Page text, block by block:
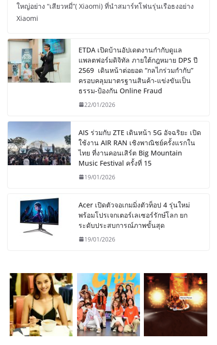
ใหญ่อย่าง “เสียวหมี่”( Xiaomi) ที่นำสมาร์ทโฟนรุ่นเรือธงอย่าง
Xiaomi
ETDA เปิดบ้านอัปเดตงานกำกับดูแล
แพลตฟอร์มดิจิทัล ภายใต้กฎหมาย DPS ปี
2569 เดินหน้าต่อยอด “กลไกร่วมกำกับ”
ครอบคลุมมาตรฐานสินค้า-แข่งขันเป็น
ธรรม-ป้องกัน Online Fraud
22/01/2026
AIS ร่วมกับ ZTE เดินหน้า 5G อัจฉริยะ เปิด
ใช้งาน AIR RAN เชิงพาณิชย์ครั้งแรกใน
ไทย ที่งานคอนเสิร์ต Big Mountain
Music Festival ครั้งที่ 15
19/01/2026
Acer เปิดตัวจอเกมมิ่งตัวท็อป 4 รุ่นใหม่
พร้อมโปรเจกเตอร์เลเซอร์รักษ์โลก ยก
ระดับประสบการณ์ภาพขั้นสุด
19/01/2026